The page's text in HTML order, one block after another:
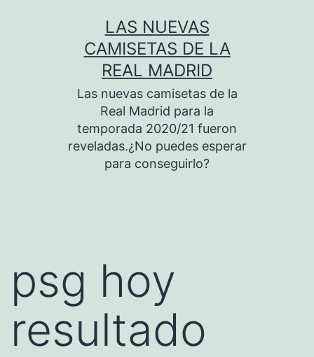
LAS NUEVAS
CAMISETAS DE LA
REAL MADRID
Las nuevas camisetas de la
Real Madrid para la
temporada 2020/21 fueron
reveladas.¿No puedes esperar
para conseguirlo?
psg hoy
resultado